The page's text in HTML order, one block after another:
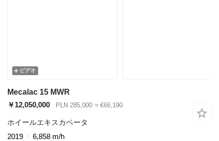
ビデオ
Mecalac 15 MWR
￥12,050,000
PLN 285,000 ≈ €66,190
ホイールエキスカベータ
2019
6,858 m/h